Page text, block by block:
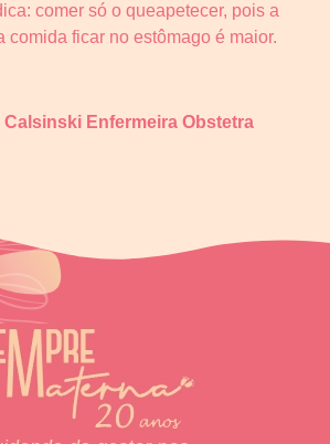
comer só o queapetecer, pois a
comida ficar no estômago é maior.
Calsinski Enfermeira Obstetra